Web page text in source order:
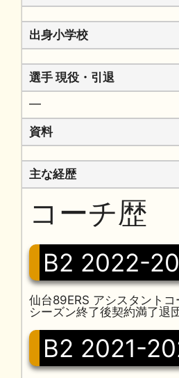
出身小学校
選手 現役・引退
━
資料
主な経歴
コーチ歴
B2 2022-
仙台89ERS アシスタント
シーズン終了後契約満了退
B2 2021-